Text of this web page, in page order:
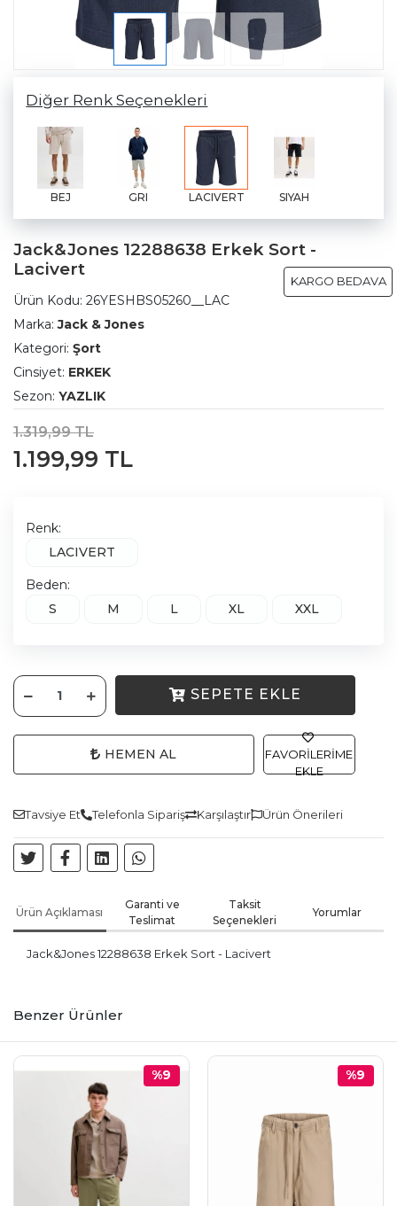
Diğer Renk Seçenekleri
BEJ GRI LACIVERT SIYAH
Jack&Jones 12288638 Erkek Sort -
Lacivert
KARGO BEDAVA
Ürün Kodu: 26YESHBS05260__LAC
Marka:Jack & Jones
Kategori: Şort
Cinsiyet: ERKEK
Sezon: YAZLIK
1.319,99 TL
1.199,99 TL
Renk:
LACIVERT
Beden:
S
M L XL XXL
SEPETE EKLE
HEMEN AL
FAVORILERIME
EKLE
Tavsiye Et Telefonla Sipariş Karşılaştır Ürün Önerileri
Ürün Açıklaması
Garanti ve
Teslimat
Taksit
Seçenekleri
Yorumlar
Jack&Jones 12288638 Erkek Sort - Lacivert
Benzer Ürünler
%9 %9